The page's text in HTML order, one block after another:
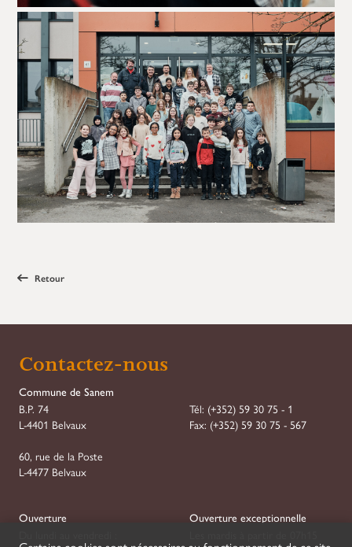
Retour
Contactez-nous
Commune de Sanem
B.P. 74
L-4401 Belvaux
60, rue de la Poste
L-4477 Belvaux
Tél: (+352) 59 30 75 - 1
Fax: (+352) 59 30 75 - 567
Ouverture
Ouverture exceptionnelle